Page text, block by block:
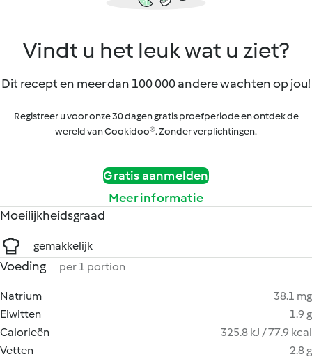
Vindt u het leuk wat u ziet?
Dit recept en meer dan 100 000 andere wachten op jou!
Registreer u voor onze 30 dagen gratis proefperiode en ontdek de
wereld van Cookidoo®. Zonder verplichtingen.
Gratis aanmelden
Meer informatie
Moeilijkheidsgraad
gemakkelijk
Voeding per 1 portion
Natrium
38.1 mg
Eiwitten
1.9 g
Calorieën
325.8 kJ / 77.9 kcal
Vetten
2.8 g